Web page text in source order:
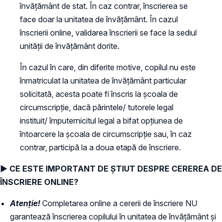
învăţământ de stat. În caz contrar, înscrierea se
face doar la unitatea de învăţământ. În cazul
înscrierii online, validarea înscrierii se face la sediul
unităţii de învăţământ dorite.
În cazul în care, din diferite motive, copilul nu este
înmatriculat la unitatea de învățământ particular
solicitată, acesta poate fi înscris la școala de
circumscripție, dacă părintele/ tutorele legal
instituit/ împuternicitul legal a bifat opțiunea de
întoarcere la școala de circumscripție sau, în caz
contrar, participă la a doua etapă de înscriere.
► CE ESTE IMPORTANT DE ȘTIUT DESPRE CEREREA DE
ÎNSCRIERE ONLINE?
Atenție! Completarea online a cererii de înscriere NU
garantează înscrierea copilului în unitatea de învățământ și